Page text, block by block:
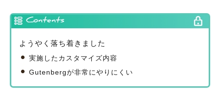
Contents
ようやく落ち着きました
実施したカスタマイズ内容
Gutenbergが非常にやりにくい